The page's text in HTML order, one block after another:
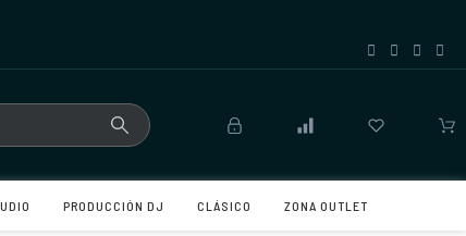
PRODUCCIÓN DJ CLÁSICO ZONA OUTLET